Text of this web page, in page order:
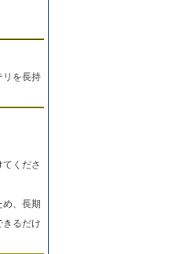
リを長持
くださ
め、長期
きるだけ